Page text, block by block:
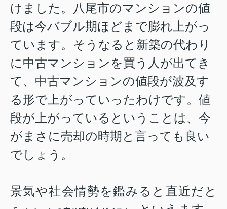
けました。八尾市のマンションの値
段は今バブル期ほどまで膨れ上がっ
ています。そうなると新築の代わり
に中古マンションを買う人が出てき
て、中古マンションの値段が波及す
る形で上がっていったわけです。値
段が上がっているということは、今
がまさに売却の時期と言っても良い
でしょう。
景気や社会情勢を鑑みると直近だと